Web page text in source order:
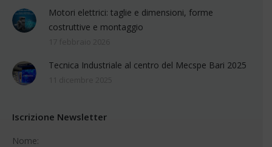
Motori elettrici: taglie e dimensioni, forme
costruttive e montaggio
Tecnica Industriale al centro del Mecspe Bari 2025
Iscrizione Newsletter
Nome: